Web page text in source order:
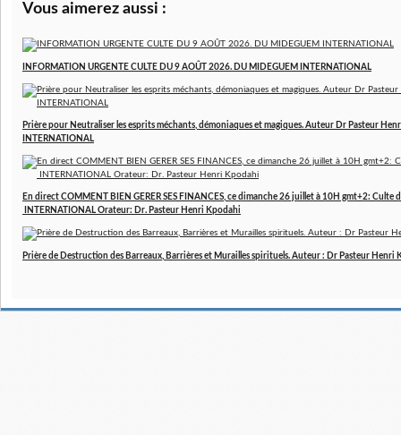
Vous aimerez aussi :
INFORMATION URGENTE CULTE DU 9 AOÛT 2026. DU MIDEGUEM INTERNATIONAL
Prière pour Neutraliser les esprits méchants, démoniaques et magiques. Auteur Dr Pasteur
INTERNATIONAL
En direct COMMENT BIEN GERER SES FINANCES, ce dimanche 26 juillet à 10H gmt+2:
INTERNATIONAL Orateur: Dr. Pasteur Henri Kpodahi
Prière de Destruction des Barreaux, Barrières et Murailles spirituels. Auteur : Dr Pasteur Henri